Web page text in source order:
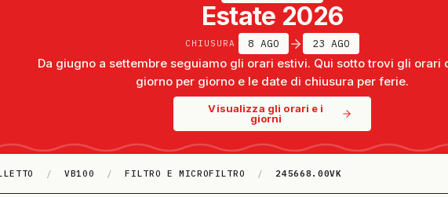
Estate 2026
CHIUSURA 8 AGO 23 AGO
Da giugno a settembre seguiamo gli orari estivi. Qui sotto trovi gli orari
giorno per giorno e le date di chiusura per ferie.
Visualizza gli orari e i
giorni
/ VB100 / FILTRO E MICROFILTRO / 245668.00VK